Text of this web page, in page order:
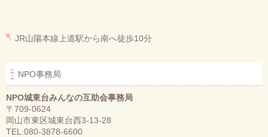
JR山陽本線上道駅から南へ徒歩10分
NPO事務局
NPO城東台みんなの互助会事務局
〒709-0624
岡山市東区城東台西3-13-28
TEL:080-3878-6600